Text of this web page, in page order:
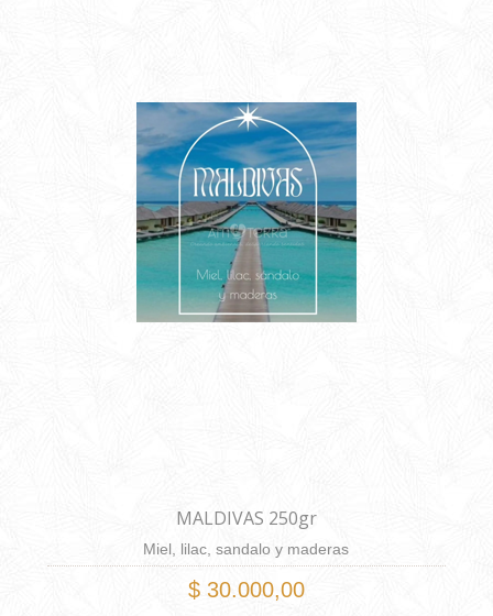
MALDIVAS 250gr
Miel, lilac, sandalo y maderas
$ 30.000,00